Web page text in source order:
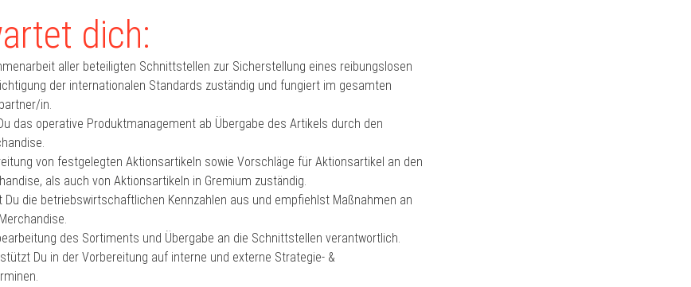
dich:
aller beteiligten Schnittstellen zur Sicherstellung eines reibungslosen
der internationalen Standards zuständig und fungiert im gesamten
in.
das operative Produktmanagement ab Übergabe des Artikels durch den
von festgelegten Aktionsartikeln sowie Vorschläge für Aktionsartikel an den
als auch von Aktionsartikeln in Gremium zuständig.
Du die betriebswirtschaftlichen Kennzahlen aus und empfiehlst Maßnahmen an
des Sortiments und Übergabe an die Schnittstellen verantwortlich.
Du in der Vorbereitung auf interne und externe Strategie- &